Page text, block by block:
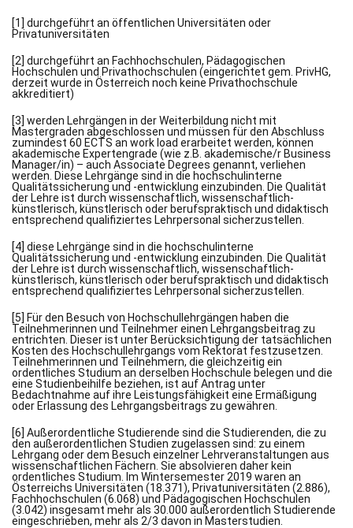
[1] durchgeführt an öffentlichen Universitäten oder
Privatuniversitäten
[2] durchgeführt an Fachhochschulen, Pädagogischen
Hochschulen und Privathochschulen (eingerichtet gem. PrivHG,
derzeit wurde in Österreich noch keine Privathochschule
akkreditiert)
[3] werden Lehrgängen in der Weiterbildung nicht mit
Mastergraden abgeschlossen und müssen für den Abschluss
zumindest 60 ECTS an work load erarbeitet werden, können
akademische Expertengrade (wie z.B. akademische/r Business
Manager/in) – auch Associate Degrees genannt, verliehen
werden. Diese Lehrgänge sind in die hochschulinterne
Qualitätssicherung und -entwicklung einzubinden. Die Qualität
der Lehre ist durch wissenschaftlich, wissenschaftlich-
künstlerisch, künstlerisch oder berufspraktisch und didaktisch
entsprechend qualifiziertes Lehrpersonal sicherzustellen.
[4] diese Lehrgänge sind in die hochschulinterne
Qualitätssicherung und -entwicklung einzubinden. Die Qualität
der Lehre ist durch wissenschaftlich, wissenschaftlich-
künstlerisch, künstlerisch oder berufspraktisch und didaktisch
entsprechend qualifiziertes Lehrpersonal sicherzustellen.
[5] Für den Besuch von Hochschullehrgängen haben die
Teilnehmerinnen und Teilnehmer einen Lehrgangsbeitrag zu
entrichten. Dieser ist unter Berücksichtigung der tatsächlichen
Kosten des Hochschullehrgangs vom Rektorat festzusetzen.
Teilnehmerinnen und Teilnehmern, die gleichzeitig ein
ordentliches Studium an derselben Hochschule belegen und die
eine Studienbeihilfe beziehen, ist auf Antrag unter
Bedachtnahme auf ihre Leistungsfähigkeit eine Ermäßigung
oder Erlassung des Lehrgangsbeitrags zu gewähren.
[6] Außerordentliche Studierende sind die Studierenden, die zu
den außerordentlichen Studien zugelassen sind: zu einem
Lehrgang oder dem Besuch einzelner Lehrveranstaltungen aus
wissenschaftlichen Fächern. Sie absolvieren daher kein
ordentliches Studium. Im Wintersemester 2019 waren an
Österreichs Universitäten (18.371), Privatuniversitäten (2.886),
Fachhochschulen (6.068) und Pädagogischen Hochschulen
(3.042) insgesamt mehr als 30.000 außerordentlich Studierende
eingeschrieben, mehr als 2/3 davon in Masterstudien.